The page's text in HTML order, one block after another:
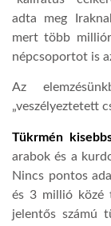
adta meg
mert több
népcsoportot is
Az
„veszélyeztetett
Tükrmén
arabok és a
Nincs pontos
és 3 millió közé
jelentős számú